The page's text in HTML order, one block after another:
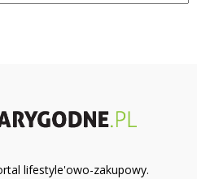
lifestyle'owo-zakupowy.